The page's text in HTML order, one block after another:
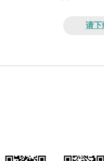
请下